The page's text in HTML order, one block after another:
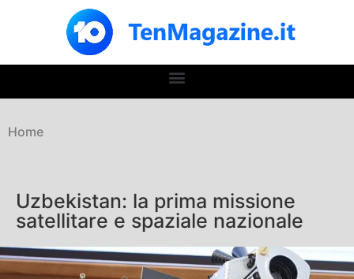
Home
Uzbekistan: la prima missione
satellitare e spaziale nazionale